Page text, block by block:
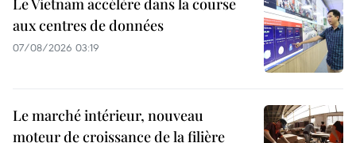
aux centres de données
07/08/2026 03:19
Le marché intérieur, nouveau
moteur de croissance de la filière